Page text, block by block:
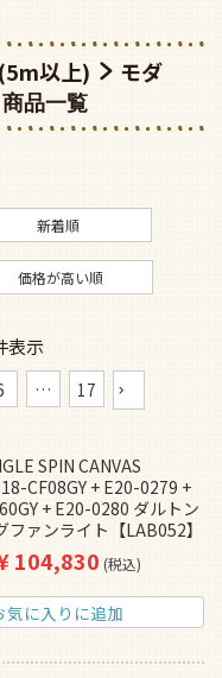
以上)
モダ
新着順
価格が高い順
表示
… 17
SPIN CANVAS
CF08GY + E20-0279 +
+ E20-0280 ダルトン
ファンライト【LAB052】
104,830 税込
気に入りに追加